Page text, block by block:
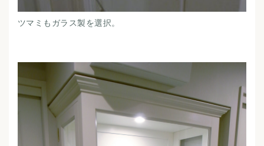
ツマミもガラス製を選択。